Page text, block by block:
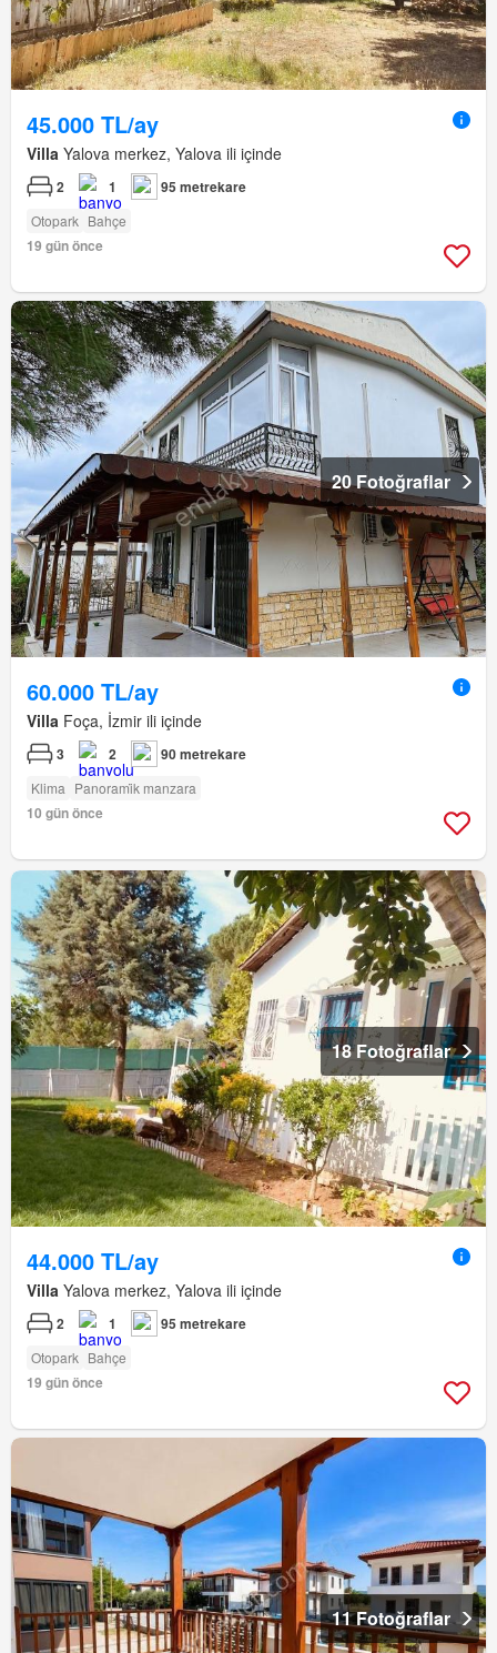
45.000 TL/ay
Villa Yalova merkez, Yalova ili içinde
2 1 95 metrekare
Otopark Bahçe
19 gün önce
20 Fotoğraflar
60.000 TL/ay
Villa Foça, İzmir ili içinde
3 2 90 metrekare
Klima Panorami̇k manzara
10 gün önce
18 Fotoğraflar
44.000 TL/ay
Villa Yalova merkez, Yalova ili içinde
2 1 95 metrekare
Otopark Bahçe
19 gün önce
11 Fotoğraflar